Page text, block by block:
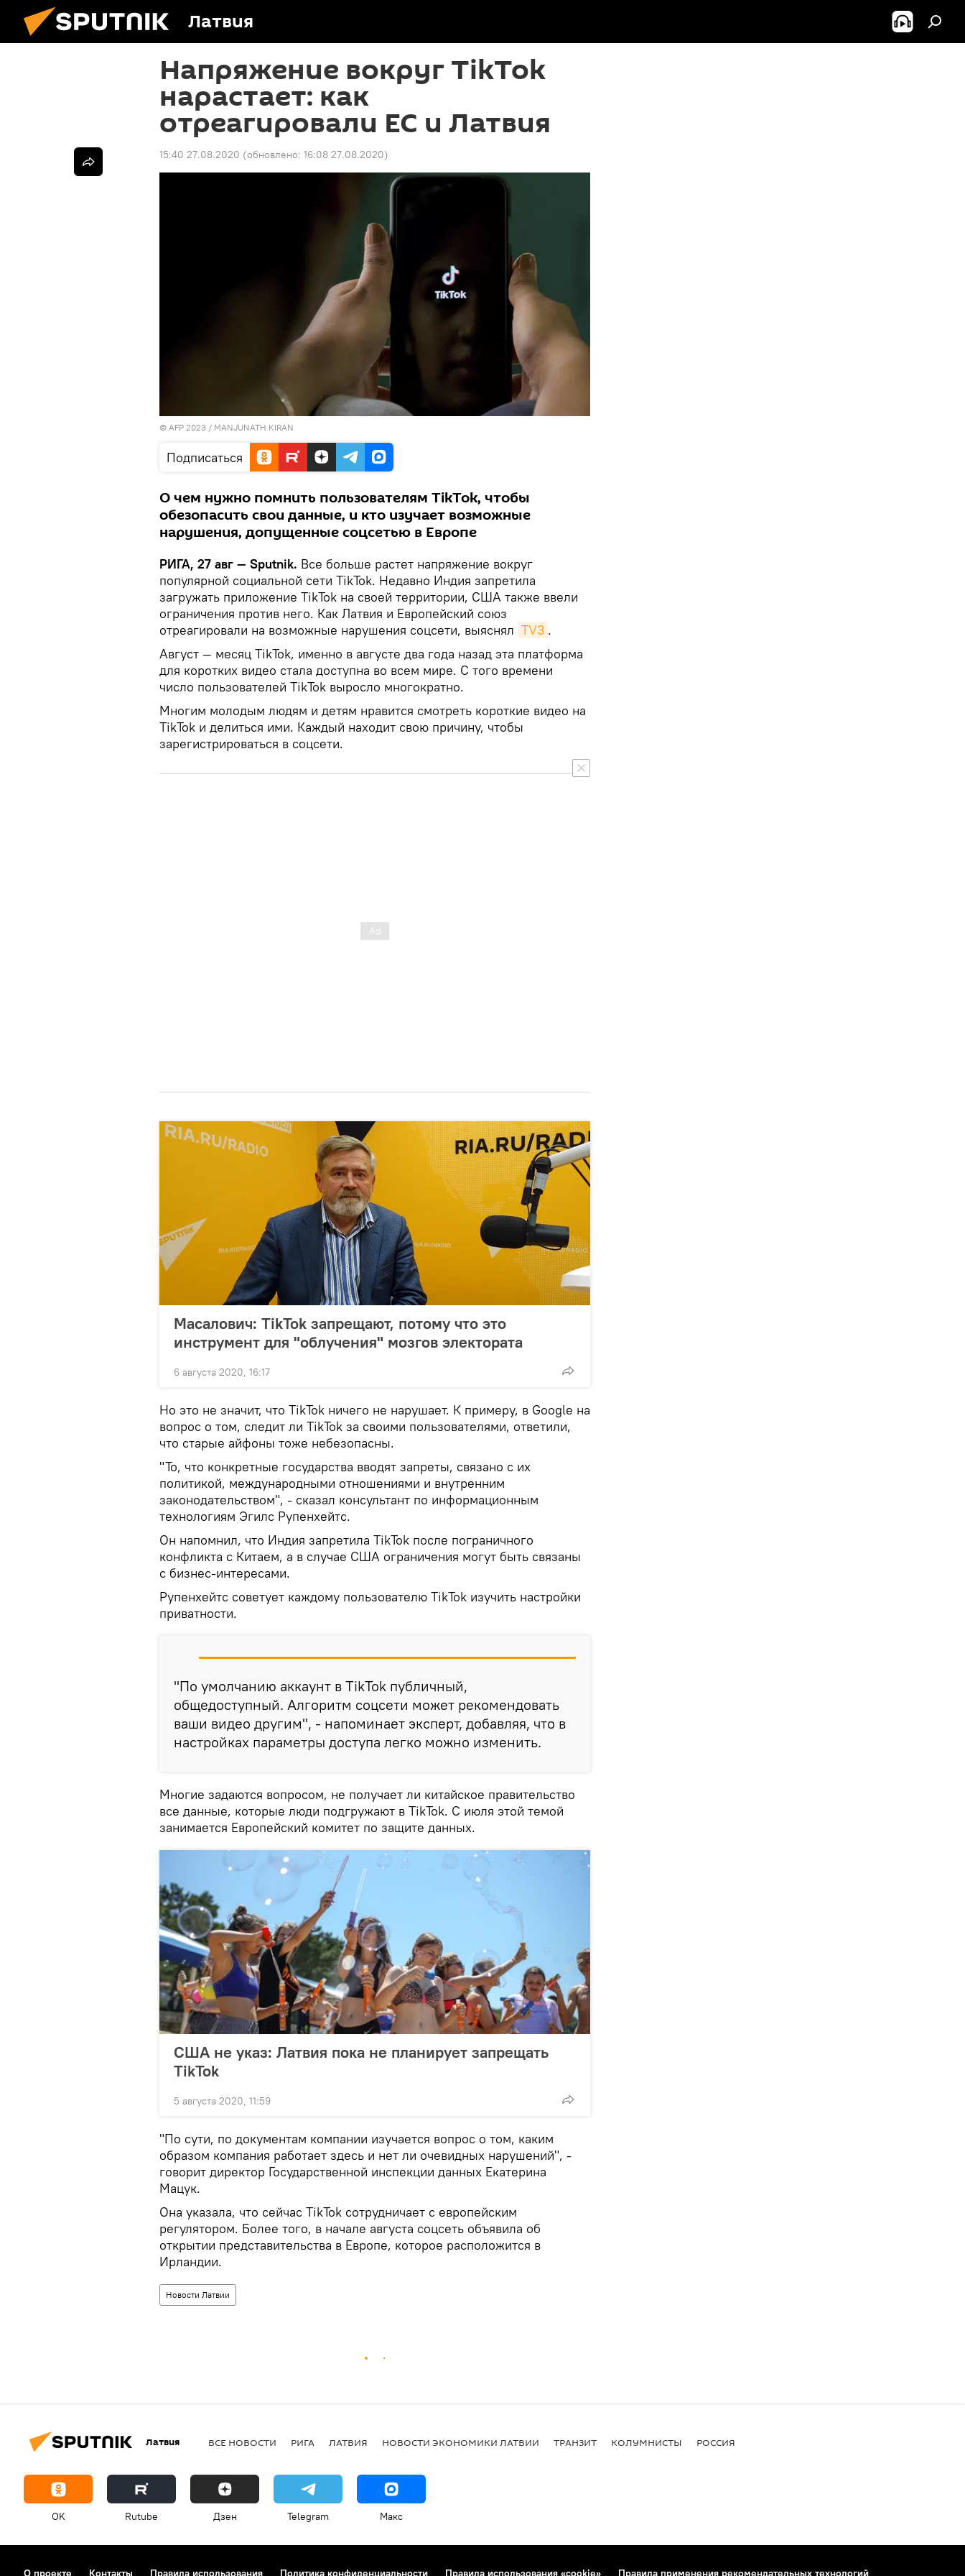
Латвия
Напряжение вокруг TikTok
нарастает: как
отреагировали ЕС и Латвия
15:40 27.08.2020 (обновлено: 16:08 27.08.2020)
© AFP 2023 / MANJUNATH KIRAN
Подписаться
О чем нужно помнить пользователям TikTok, чтобы
обезопасить свои данные, и кто изучает возможные
нарушения, допущенные соцсетью в Европе
РИГА, 27 авг — Sputnik. Все больше растет напряжение вокруг
популярной социальной сети TikTok. Недавно Индия запретила
загружать приложение TikTok на своей территории, США также ввели
ограничения против него. Как Латвия и Европейский союз
отреагировали на возможные нарушения соцсети, выяснял TV3 .
Август — месяц TikTok, именно в августе два года назад эта платформа
для коротких видео стала доступна во всем мире. С того времени
число пользователей TikTok выросло многократно.
Многим молодым людям и детям нравится смотреть короткие видео на
TikTok и делиться ими. Каждый находит свою причину, чтобы
зарегистрироваться в соцсети.
Масалович: TikTok запрещают, потому что это
инструмент для "облучения" мозгов электората
6 августа 2020, 16:17
Но это не значит, что TikTok ничего не нарушает. К примеру, в Google на
вопрос о том, следит ли TikTok за своими пользователями, ответили,
что старые айфоны тоже небезопасны.
"То, что конкретные государства вводят запреты, связано с их
политикой, международными отношениями и внутренним
законодательством", - сказал консультант по информационным
технологиям Эгилс Рупенхейтс.
Он напомнил, что Индия запретила TikTok после пограничного
конфликта с Китаем, а в случае США ограничения могут быть связаны
с бизнес-интересами.
Рупенхейтс советует каждому пользователю TikTok изучить настройки
приватности.
"По умолчанию аккаунт в TikTok публичный,
общедоступный. Алгоритм соцсети может рекомендовать
ваши видео другим", - напоминает эксперт, добавляя, что в
настройках параметры доступа легко можно изменить.
Многие задаются вопросом, не получает ли китайское правительство
все данные, которые люди подгружают в TikTok. С июля этой темой
занимается Европейский комитет по защите данных.
США не указ: Латвия пока не планирует запрещать
TikTok
5 августа 2020, 11:59
"По сути, по документам компании изучается вопрос о том, каким
образом компания работает здесь и нет ли очевидных нарушений", -
говорит директор Государственной инспекции данных Екатерина
Мацук.
Она указала, что сейчас TikTok сотрудничает с европейским
регулятором. Более того, в начале августа соцсеть объявила об
открытии представительства в Европе, которое расположится в
Ирландии.
Новости Латвии
Латвия ВСЕ НОВОСТИ РИГА ЛАТВИЯ НОВОСТИ ЭКОНОМИКИ ЛАТВИИ ТРАНЗИТ КОЛУМНИСТЫ РОССИЯ
OK Rutube Дзен Telegram Макс
О проекте Контакты Правила использования Политика конфиденциальности Правила использования «cookie» Правила применения рекомендательных технологий